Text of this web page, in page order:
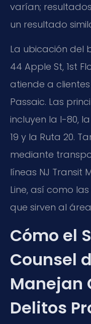
varían;
un resultado
La ubicación del
44 Apple St, 1st
atiende a
Passaic. Las
incluyen la I-80,
19 y la Ruta 20.
mediante
líneas NJ Transit
Line, así como
que sirven al
Cómo el
Counsel
Manejan
Delitos